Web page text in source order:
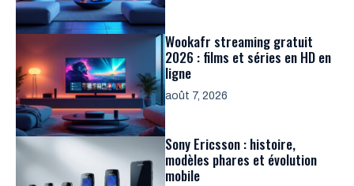
Wookafr streaming gratuit
2026 : films et séries en HD en
ligne
août 7, 2026
Sony Ericsson : histoire,
modèles phares et évolution
mobile